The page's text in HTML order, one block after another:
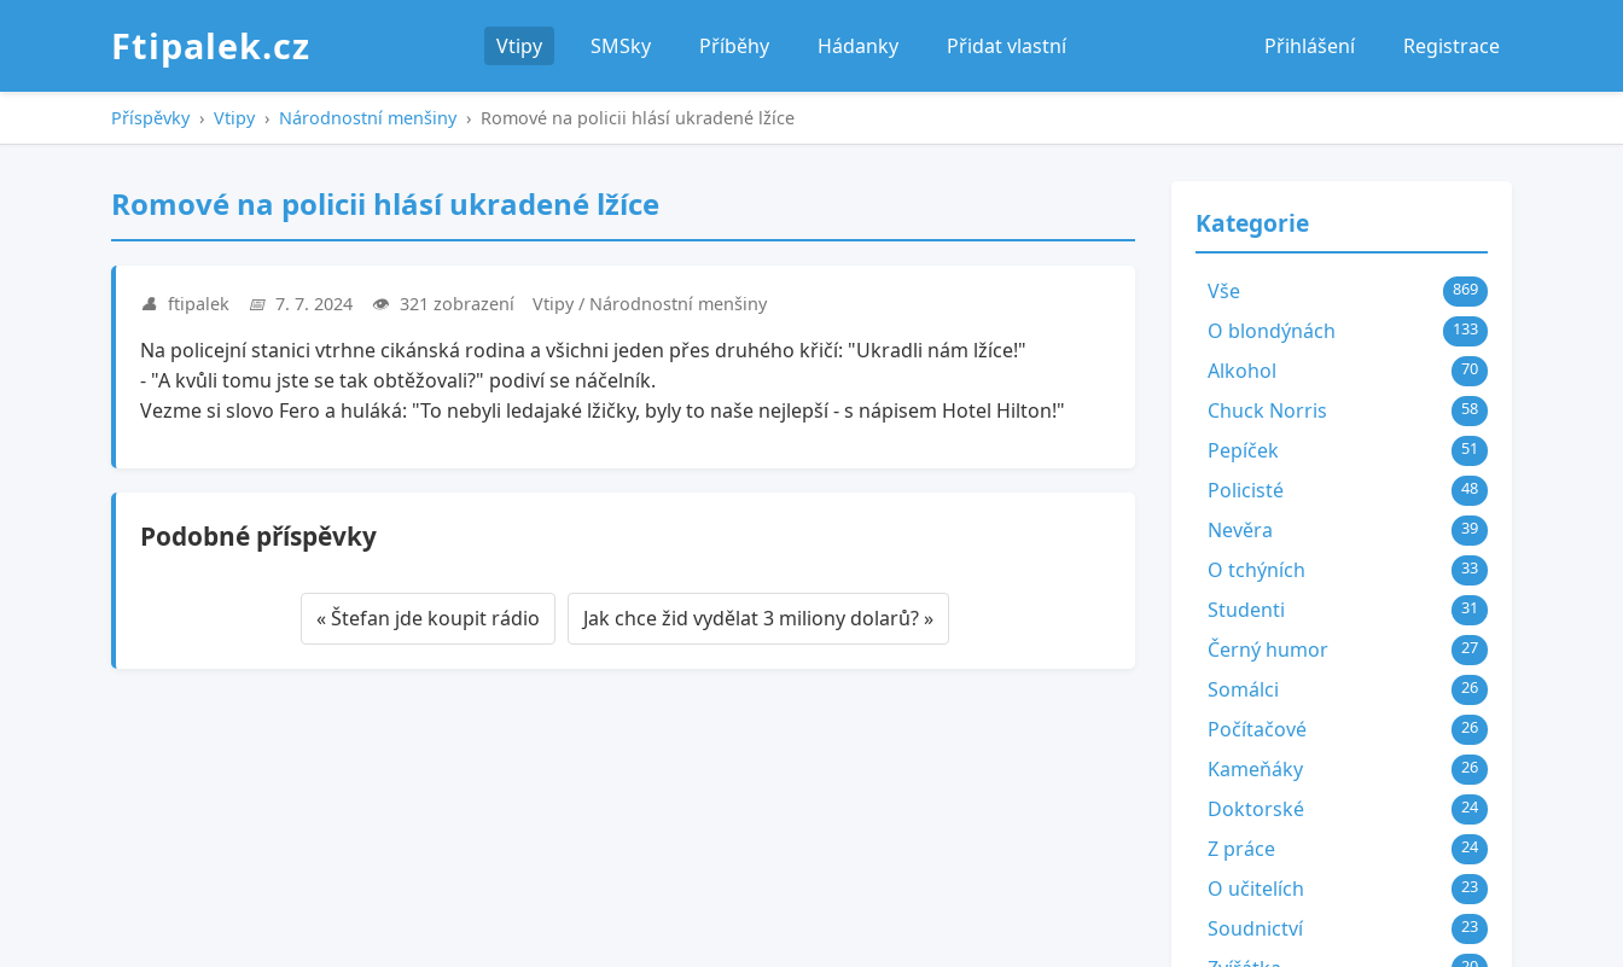
Ftipalek.cz Vtipy SMSky Příběhy Hádanky Přidat vlastní Přihlášení Registrace
Příspěvky › Vtipy › Národnostní menšiny › Romové na policii hlásí ukradené lžíce
Romové na policii hlásí ukradené lžíce
👤 ftipalek 📅 7. 7. 2024 👁️ 321 zobrazení Vtipy / Národnostní menšiny
Na policejní stanici vtrhne cikánská rodina a všichni jeden přes druhého křičí: "Ukradli nám lžíce!"
- "A kvůli tomu jste se tak obtěžovali?" podiví se náčelník.
Vezme si slovo Fero a huláká: "To nebyli ledajaké lžičky, byly to naše nejlepší - s nápisem Hotel Hilton!"
Podobné příspěvky
« Štefan jde koupit rádio Jak chce žid vydělat 3 miliony dolarů? »
Kategorie
Vše 869
O blondýnách 133
Alkohol 70
Chuck Norris 58
Pepíček 51
Policisté 48
Nevěra 39
O tchýních 33
Studenti 31
Černý humor 27
Somálci 26
Počítačové 26
Kameňáky 26
Doktorské 24
Z práce 24
O učitelích 23
Soudnictví 23